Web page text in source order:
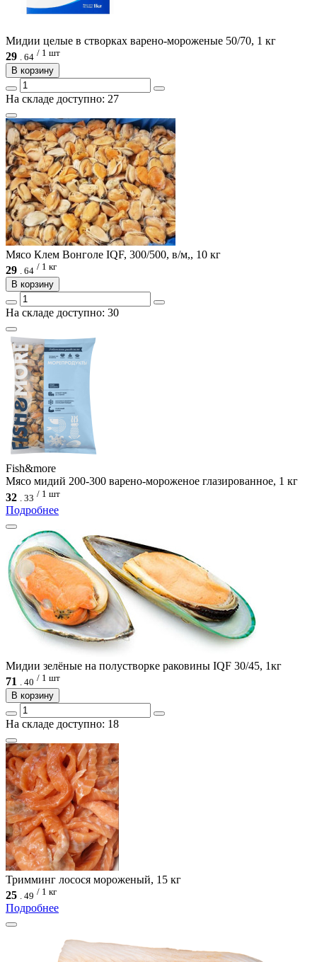
Мидии целые в створках варено-мороженые 50/70, 1 кг
29 . 64 / 1 шт
В корзину
На складе доступно: 27
Мясо Клем Вонголе IQF, 300/500, в/м,, 10 кг
29 . 64 / 1 кг
В корзину
На складе доступно: 30
Fish&more
Мясо мидий 200-300 варено-мороженое глазированное, 1 кг
32
33 / 1 шт
Подробнее
Мидии зелёные на полустворке раковины IQF 30/45, 1кг
71 . 40 / 1 шт
В корзину
На складе доступно: 18
Тримминг лосося мороженый, 15 кг
25 . 49 / 1 кг
Подробнее